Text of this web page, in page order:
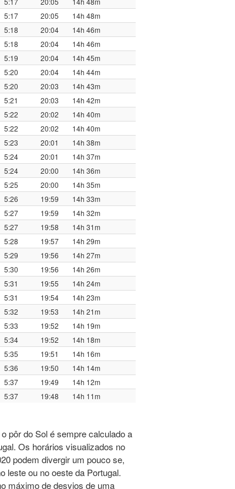
5:17 20:05
14h 48m
5:18 20:04
14h 46m
5:18 20:04
14h 46m
5:19 20:04
14h 45m
5:20 20:04
14h 44m
5:20 20:03
14h 43m
5:21 20:03
14h 42m
5:22 20:02
14h 40m
5:22 20:02
14h 40m
5:23 20:01
14h 38m
5:24 20:01
14h 37m
5:24 20:00
14h 36m
5:25 20:00
14h 35m
5:26 19:59
14h 33m
5:27 19:59
14h 32m
5:27 19:58
14h 31m
5:28 19:57
14h 29m
5:29 19:56
14h 27m
5:30 19:56
14h 26m
5:31 19:55
14h 24m
5:31 19:54
14h 23m
5:32 19:53
14h 21m
5:33 19:52
14h 19m
5:34 19:52
14h 18m
5:35 19:51
14h 16m
5:36 19:50
14h 14m
5:37 19:49
14h 12m
5:37 19:48 14h 11m
pôr do Sol é sempre calculado a
Os horários visualizados no
podem divergir um pouco se,
leste ou no oeste da Portugal.
máximo de desvios de uma